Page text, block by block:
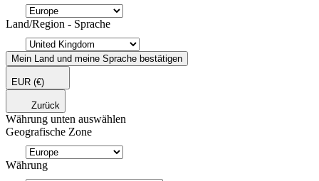
Land/Region - Sprache
Mein Land und meine Sprache bestätigen
EUR (€)
Zurück
Währung unten auswählen
Geografische Zone
Währung